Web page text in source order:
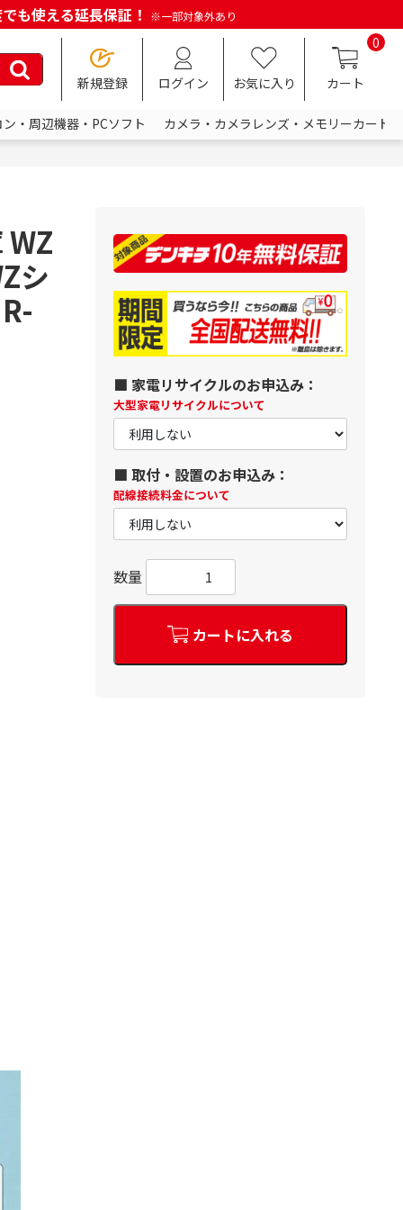
も使える延長保証！ ※一部対象外あり
新規登録 ログイン お気に入り
0
カート
・周辺機器・PCソフト カメラ・カメラレンズ・メモリーカード
シ
■ 家電リサイクルのお申込み：
大型家電リサイクルについて
■ 取付・設置のお申込み：
配線接続料金について
数量
カートに入れる